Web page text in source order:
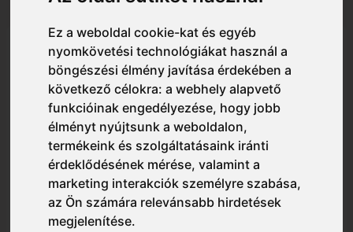
Ez a weboldal cookie-kat és egyéb
nyomkövetési technológiákat használ a
böngészési élmény javítása érdekében a
következő célokra:a webhely alapvető
funkcióinak engedélyezése, hogy jobb
élményt nyújtsunk a weboldalon,
termékeink és szolgáltatásaink iránti
érdeklődésének mérése, valamint a
marketing interakciók személyre szabása,
az Ön számára relevánsabb hirdetések
megjelenítése.
FC06 Portwest FX2 Eco Fly
Composite Trainer S1PS SR FO
munkavédelmi cipő